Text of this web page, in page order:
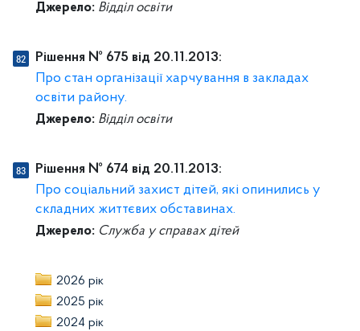
Джерело: Відділ освіти
Рішення № 675 від 20.11.2013:
Про стан організації харчування в закладах
освіти району.
Джерело: Відділ освіти
Рішення № 674 від 20.11.2013:
Про соціальний захист дітей, які опинились у
складних життєвих обставинах.
Джерело: Служба у справах дітей
2026 рік
2025 рік
2024 рік